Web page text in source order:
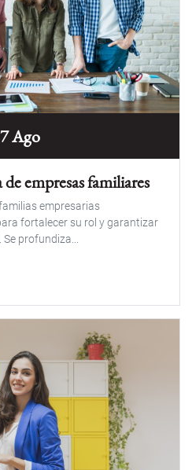
Ago
empresas familiares
empresarias
fortalecer su rol y garantizar
profundiza...